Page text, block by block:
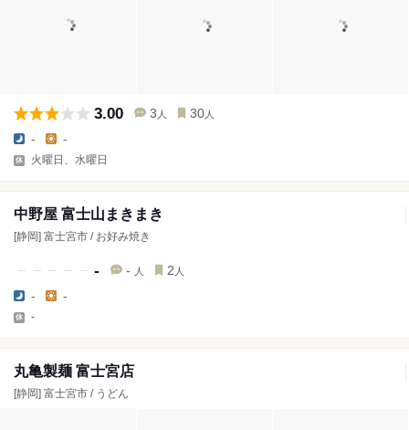
3.00 3 人 30 人
- -
火曜日、水曜日
中野屋 富士山まきまき
[静岡] 富士宮市 / お好み焼き
- - 人 2 人
- -
-
丸亀製麺 富士宮店
[静岡] 富士宮市 / うどん